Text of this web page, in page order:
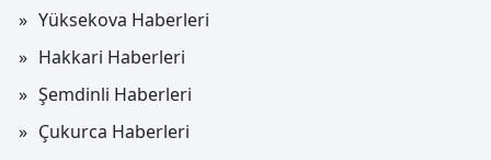
Yüksekova Haberleri
Hakkari Haberleri
Şemdinli Haberleri
Çukurca Haberleri